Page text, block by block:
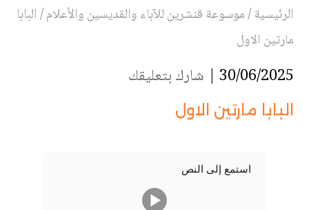
الرئيسية/موسوعة قنشرين للآباء والقديسين والأعلام/البابا
مارتين الاول
30/06/2025 | شارك بتعليقك
البابا مارتين الاول
استمع إلى النص